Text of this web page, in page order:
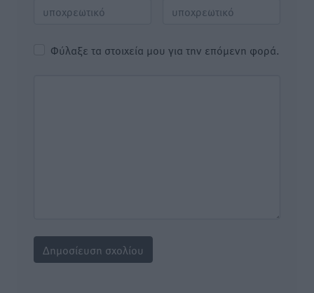
Φύλαξε τα στοιχεία μου για την επόμενη φορά.